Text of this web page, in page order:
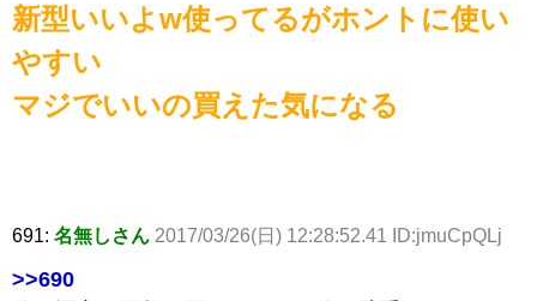
新型いいよw使ってるがホントに使い
やすい
マジでいいの買えた気になる
691: 名無しさん 2017/03/26(日) 12:28:52.41 ID:jmuCpQLj
>>690